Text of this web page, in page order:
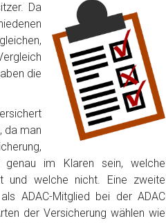
Da
die
da man
genau im Klaren sein, welche
und welche nicht. Eine zweite
ADAC-Mitglied bei der ADAC
der Versicherung wählen wie